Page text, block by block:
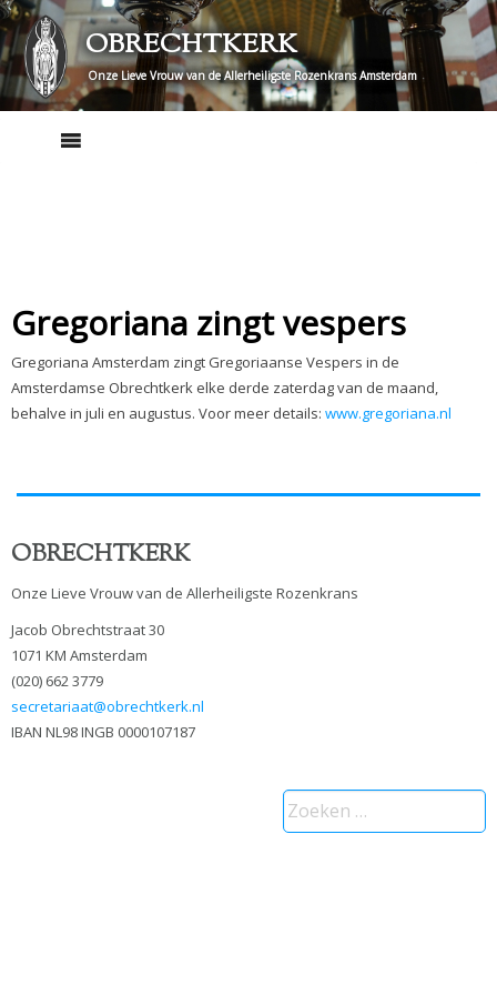
Skip
to
content
OBRECHTKERK
Onze Lieve Vrouw van de Allerheiligste Rozenkrans Amsterdam
Gregoriana zingt vespers
Gregoriana Amsterdam zingt Gregoriaanse Vespers in de
Amsterdamse Obrechtkerk elke derde zaterdag van de maand,
behalve in juli en augustus. Voor meer details: www.gregoriana.nl
OBRECHTKERK
Onze Lieve Vrouw van de Allerheiligste Rozenkrans
Jacob Obrechtstraat 30
1071 KM Amsterdam
(020) 662 3779
secretariaat@obrechtkerk.nl
IBAN NL98 INGB 0000107187
Zoeken
naar: